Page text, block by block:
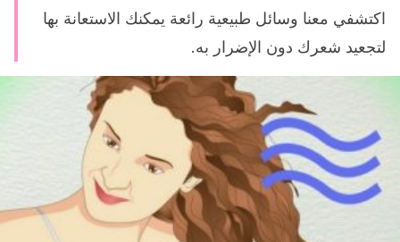
اكتشفي معنا وسائل طبيعية رائعة يمكنك الاستعانة بها
لتجعيد شعرك دون الإضرار به.